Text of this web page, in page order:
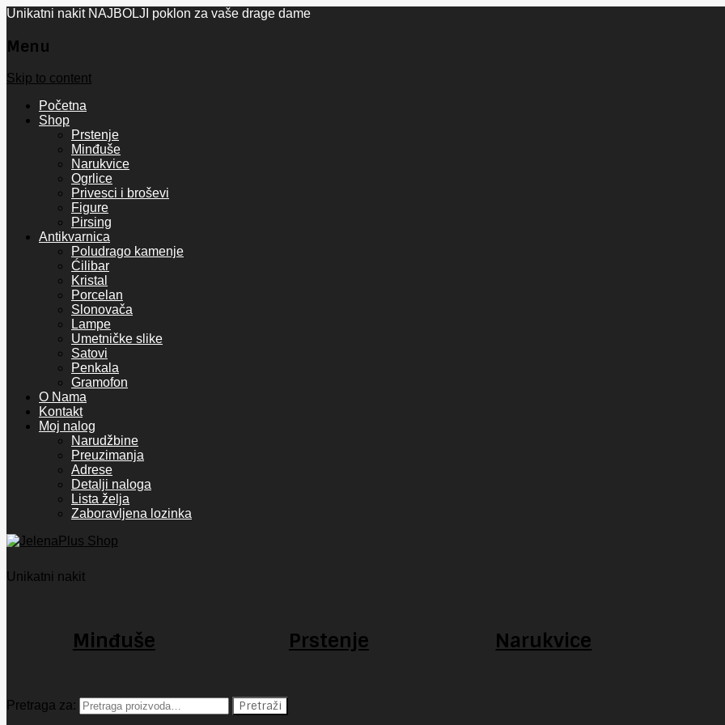
Unikatni nakit NAJBOLJI poklon za vaše drage dame
Menu
Skip to content
Početna
Shop
Prstenje
Minđuše
Narukvice
Ogrlice
Privesci i broševi
Figure
Pirsing
Antikvarnica
Poludrago kamenje
Ćilibar
Kristal
Porcelan
Slonovača
Lampe
Umetničke slike
Satovi
Penkala
Gramofon
O Nama
Kontakt
Moj nalog
Narudžbine
Preuzimanja
Adrese
Detalji naloga
Lista želja
Zaboravljena lozinka
Unikatni nakit
Minđuše Prstenje Narukvice
Pretraga za: Pretraži